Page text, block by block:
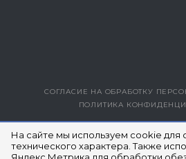
На сайте мы используем cookie для
технического характера. Также
ВЕРСИЯ ДЛЯ
СОГЛАСИЕ НА ОБРАБОТКУ
ПОЛИТИКА